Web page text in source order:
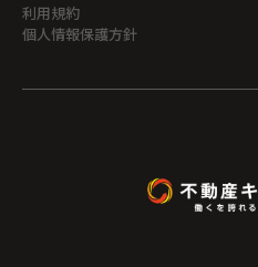
利用規約
個人情報保護方針